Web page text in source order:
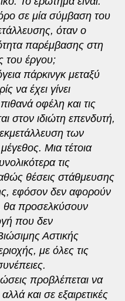
σε μία σύμβαση του
όταν ο
παρέμβασης στη
του έργου;
πάρκινγκ μεταξύ
να έχει γίνει
οφέλη και τις
στον ιδιώτη επενδυτή,
των
Μια τέτοια
τις
θέσεις στάθμευσης
εφόσον δεν αφορούν
θα προσελκύσουν
που δεν
Αστικής
με όλες τις
προβλέπεται να
και σε εξαιρετικές